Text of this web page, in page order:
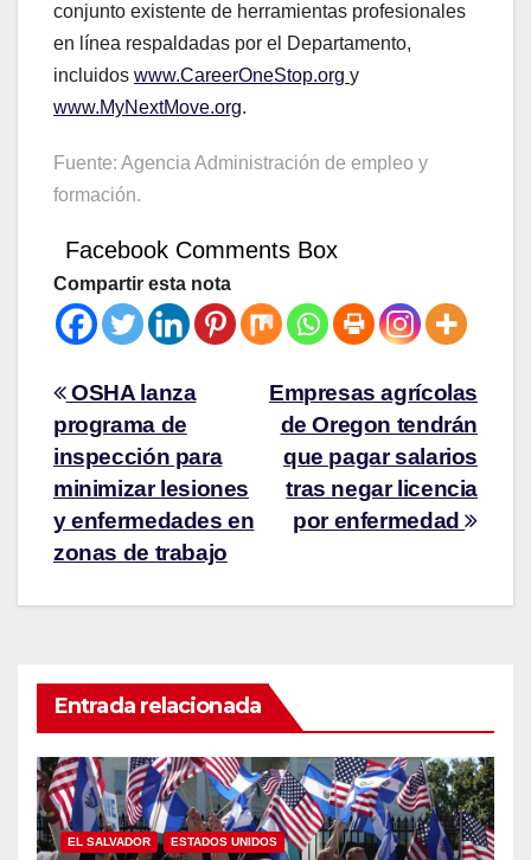
conjunto existente de herramientas profesionales
en línea respaldadas por el Departamento,
incluidos www.CareerOneStop.org y
www.MyNextMove.org.
Fuente: Agencia Administración de empleo y
formación.
Facebook Comments Box
Compartir esta nota
Empresas agrícolas
de Oregon tendrán
que pagar salarios
tras negar licencia
por enfermedad
OSHA lanza
programa de
inspección para
minimizar lesiones
y enfermedades en
zonas de trabajo
Entrada relacionada
EL SALVADOR ESTADOS UNIDOS